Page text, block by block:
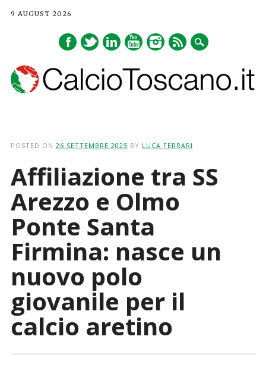
9 AUGUST 2026
POSTED ON 26 SETTEMBRE 2025 BY LUCA FERRARI
Affiliazione tra SS
Arezzo e Olmo
Ponte Santa
Firmina: nasce un
nuovo polo
giovanile per il
calcio aretino